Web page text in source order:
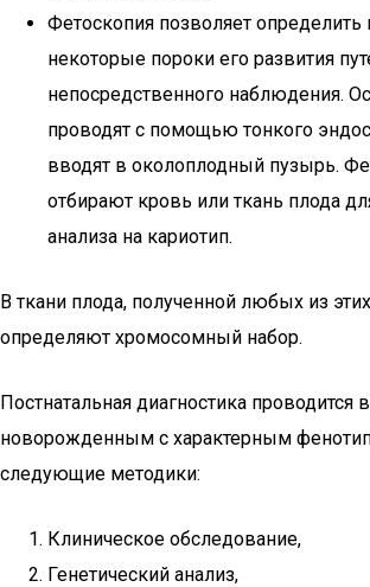
Фетоскопия позволяет определить
некоторые пороки его развития
непосредственного наблюдения.
проводят с помощью тонкого
вводят в околоплодный пузырь.
отбирают кровь или ткань плода
анализа на кариотип.
В ткани плода, полученной любых из
определяют хромосомный набор.
Постнатальная диагностика проводится
новорожденным с характерным
следующие методики:
Клиническое обследование,
Генетический анализ,